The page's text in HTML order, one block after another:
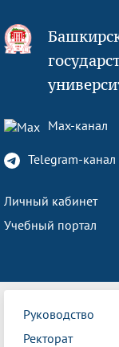
Max-канал
Telegram-канал
Личный кабинет
Учебный портал
Руководство
Ректорат